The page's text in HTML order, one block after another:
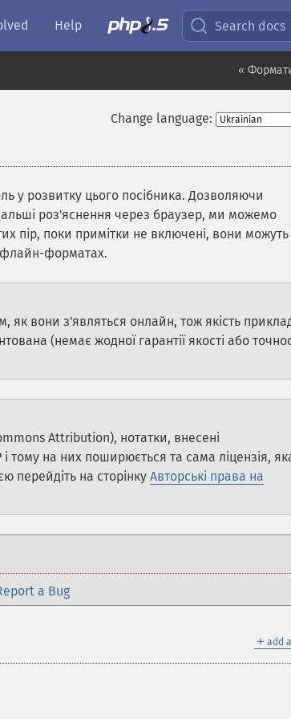
Help Search docs
«
Change language:
у розвитку цього посібника. Дозволяючи
роз'яснення через браузер, ми можемо
пір, поки примітки не включені, вони можуть
форматах.
як вони з'являться онлайн, тож якість
(немає жодної гарантії якості або
Attribution), нотатки, внесені
тому на них поширюється та сама ліцензія,
перейдіть на сторінку Авторські права на
a Bug
＋ add